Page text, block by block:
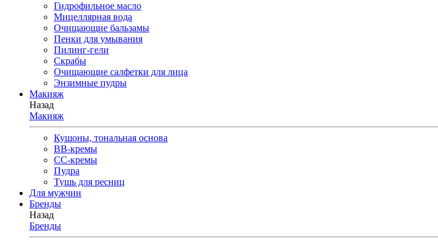
Гидрофильное масло
Мицеллярная вода
Очищающие бальзамы
Пенки для умывания
Пилинг-гели
Скрабы
Очищающие салфетки для лица
Энзимные пудры
Макияж
Назад
Макияж
Кушоны, тональная основа
BB-кремы
CC-кремы
Пудра
Тушь для ресниц
Для мужчин
Бренды
Назад
Бренды